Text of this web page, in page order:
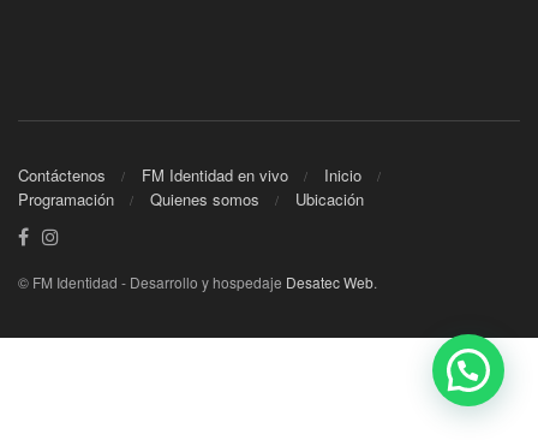
Contáctenos FM Identidad en vivo
Inicio
Programación
Quienes somos Ubicación
© FM Identidad - Desarrollo y hospedaje Desatec Web.